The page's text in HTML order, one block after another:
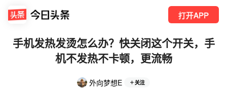
打开APP
手机发热发烫怎么办？快关闭这个开关，手
机不发热不卡顿，更流畅
外向梦想E 关注